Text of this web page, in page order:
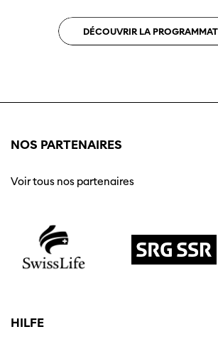
DÉCOUVRIR LA
NOS PARTENAIRES
Voir tous nos partenaires
HILFE